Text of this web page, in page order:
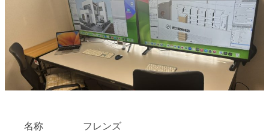
名称 フレンズ